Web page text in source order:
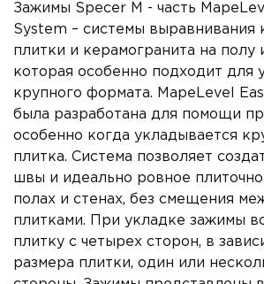
Зажимы Specer M - часть
System – системы выравнивания
плитки и керамогранита на полу
которая особенно подходит для
крупного формата. MapeLevel
была разработана для помощи
особенно когда укладывается
плитка. Система позволяет
швы и идеально ровное
полах и стенах, без смещения
плитками. При укладке зажимы
плитку с четырех сторон, в
размера плитки, один или